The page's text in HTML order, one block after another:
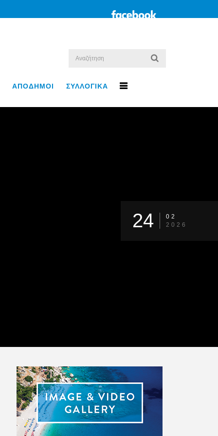
ΑΠΟΔΗΜΟΙ ΣΥΛΛΟΓΙΚΑ
24
02
2026